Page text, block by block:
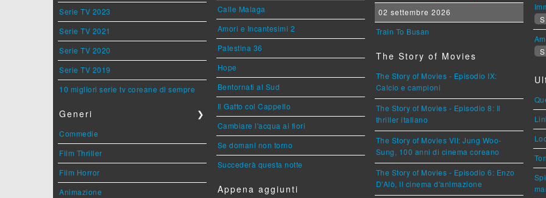
Serie TV 2023
Serie TV 2021
Serie TV 2020
Serie TV 2019
10 migliori serie tv coreane di sempre
Generi ❯
Commedie
Film Thriller
Film Horror
Animazione
Calle Malaga
Amori e Incantesimi 2
Palestina 36
Hope
Bentornati al Sud
Il Gatto col Cappello
Cambiare l'acqua ai fiori
Se domani non torno
Succederà questa notte
Appena aggiunti
02 settembre 2026
Train To Busan
The Story of Movies
The Story of Movies - Episodio IX:
Calcio e campioni
The Story of Movies - Episodio 8: Il
thriller italiano
The Story of Movies VII: Jung Woo-
Sung, 100 anni di cinema coreano
The Story of Movies - Episodio 6: Enzo
D'Alò, il cinema d'animazione